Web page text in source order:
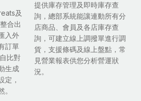
及
合出
入外
訂單
比對
生成
定，
提供庫存管理及即時庫存查
詢，總部系統能讓連動所有分
店商品、會員及各店庫存查
詢，可建立線上調撥單進行調
貨，支援條碼及線上盤點，常
見營業報表供您分析營運狀
況。